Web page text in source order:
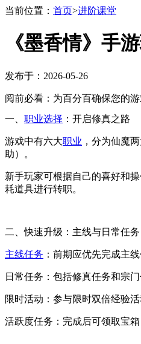
当前位置： 首页>进阶课堂
《墨香情》手
发布于：2026-05-26
阅前必看：为百分百确保您的
一、 职业选择 ：开启修真之路
游戏中有六大职业 ，分为仙魔
助）。
新手玩家可根据自己的喜好和
耗道具进行转职。
二、快速升级：主线与日常任务
主线任务 ：前期应优先完成主
日常任务：包括修真任务和宗
限时活动：参与限时双倍经验
活跃度任务：完成后可领取宝箱